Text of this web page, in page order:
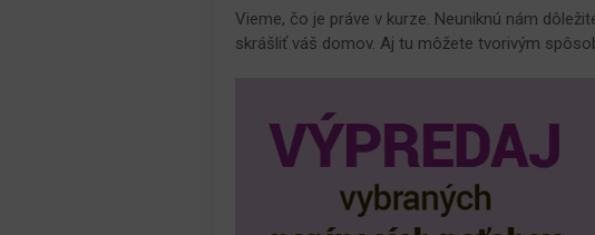
Vieme, čo je práve v kurze. Neuniknú nám
skrášliť váš domov. Aj tu môžete tvorivým